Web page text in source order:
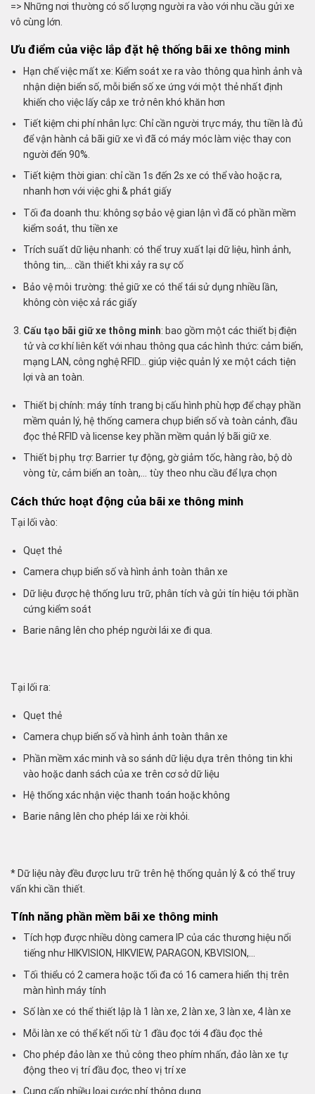
=> Những nơi thường có số lượng người ra vào với nhu cầu gửi xe
vô cùng lớn.
Ưu điểm của việc lắp đặt hệ thống bãi xe thông minh
Hạn chế việc mất xe: Kiểm soát xe ra vào thông qua hình ảnh và
nhận diện biển số, mỗi biển số xe ứng với một thẻ nhất định
khiến cho việc lấy cắp xe trở nên khó khăn hơn
Tiết kiệm chi phí nhân lực: Chỉ cần người trực máy, thu tiền là đủ
để vận hành cả bãi giữ xe vì đã có máy móc làm việc thay con
người đến 90%.
Tiết kiệm thời gian: chỉ cần 1s đến 2s xe có thể vào hoặc ra,
nhanh hơn với việc ghi & phát giấy
Tối đa doanh thu: không sợ bảo vệ gian lận vì đã có phần mềm
kiểm soát, thu tiền xe
Trích suất dữ liệu nhanh: có thể truy xuất lại dữ liệu, hình ảnh,
thông tin,… cần thiết khi xảy ra sự cố
Bảo vệ môi trường: thẻ giữ xe có thể tái sử dụng nhiều lần,
không còn việc xả rác giấy
Cấu tạo bãi giữ xe thông minh: bao gồm một các thiết bị điện
tử và cơ khí liên kết với nhau thông qua các hình thức: cảm biến,
mạng LAN, công nghệ RFID… giúp việc quản lý xe một cách tiện
lợi và an toàn.
Thiết bị chính: máy tính trang bị cấu hình phù hợp để chạy phần
mềm quản lý, hệ thống camera chụp biển số và toàn cảnh, đầu
đọc thẻ RFID và license key phần mềm quản lý bãi giữ xe.
Thiết bị phụ trợ: Barrier tự động, gờ giảm tốc, hàng rào, bộ dò
vòng từ, cảm biến an toàn,… tùy theo nhu cầu để lựa chọn
Cách thức hoạt động của bãi xe thông minh
Tại lối vào:
Quẹt thẻ
Camera chụp biển số và hình ảnh toàn thân xe
Dữ liệu được hệ thống lưu trữ, phân tích và gửi tín hiệu tới phần
cứng kiểm soát
Barie nâng lên cho phép người lái xe đi qua.
Tại lối ra:
Quẹt thẻ
Camera chụp biển số và hình ảnh toàn thân xe
Phần mềm xác minh và so sánh dữ liệu dựa trên thông tin khi
vào hoặc danh sách của xe trên cơ sở dữ liệu
Hệ thống xác nhận việc thanh toán hoặc không
Barie nâng lên cho phép lái xe rời khỏi.
* Dữ liệu này đều được lưu trữ trên hệ thống quản lý & có thể truy
vấn khi cần thiết.
Tính năng phần mềm bãi xe thông minh
Tích hợp được nhiều dòng camera IP của các thương hiệu nổi
tiếng như HIKVISION, HIKVIEW, PARAGON, KBVISION,…
Tối thiểu có 2 camera hoặc tối đa có 16 camera hiển thị trên
màn hình máy tính
Số làn xe có thể thiết lập là 1 làn xe, 2 làn xe, 3 làn xe, 4 làn xe
Mỗi làn xe có thể kết nối từ 1 đầu đọc tới 4 đầu đọc thẻ
Cho phép đảo làn xe thủ công theo phím nhấn, đảo làn xe tự
động theo vị trí đầu đọc, theo vị trí xe
Cung cấp nhiều loại cước phí thông dụng